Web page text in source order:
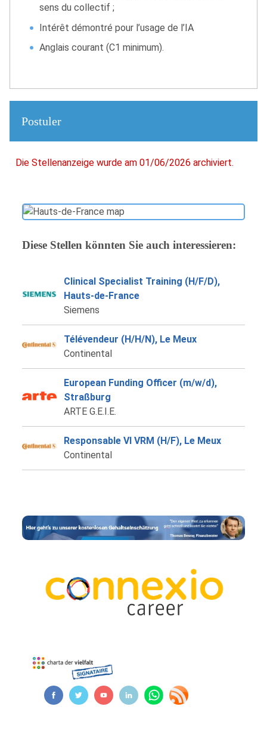
sens du collectif ;
Intérêt démontré pour l’usage de l’IA
Anglais courant (C1 minimum).
Postuler
Die Stellenanzeige wurde am 01/06/2026 archiviert.
Diese Stellen könnten Sie auch interessieren:
Clinical Specialist Training (H/F/D),
Hauts-de-France
Siemens
Télévendeur (H/H/N), Le Meux
Continental
European Funding Officer (m/w/d),
Straßburg
ARTE G.E.I.E.
Responsable VI VRM (H/F), Le Meux
Continental